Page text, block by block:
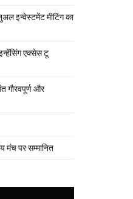
इन्वेस्टमेंट मीटिंग का
एक्सेस टू
गौरवपूर्ण और
मंच पर सम्मानित